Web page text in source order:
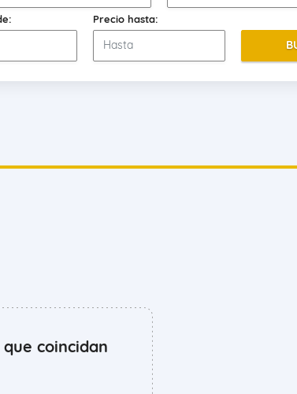
Precio hasta:
coincidan